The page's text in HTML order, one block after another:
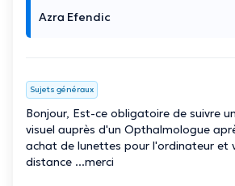
Azra Efendic
Sujets généraux
Bonjour, Est-ce obligatoire de suivre
visuel auprès d'un Opthalmologue
achat de lunettes pour l'ordinateur et
distance ...merci